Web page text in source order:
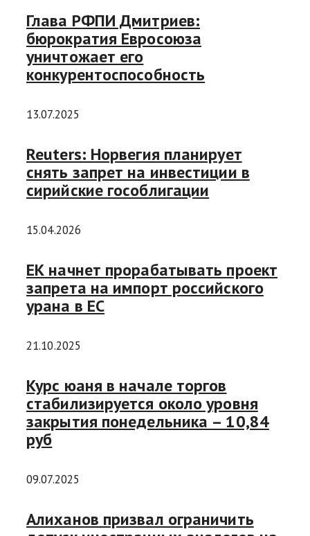
Глава РФПИ Дмитриев:
бюрократия Евросоюза
уничтожает его
конкурентоспособность
13.07.2025
Reuters: Норвегия планирует
снять запрет на инвестиции в
сирийские гособлигации
15.04.2026
ЕК начнет прорабатывать проект
запрета на импорт российского
урана в ЕС
21.10.2025
Курс юаня в начале торгов
стабилизируется около уровня
закрытия понедельника – 10,84
руб
09.07.2025
Алиханов призвал ограничить